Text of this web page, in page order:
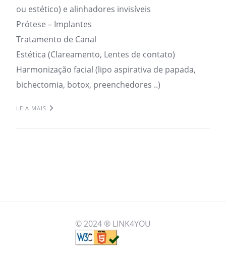
ou estético) e alinhadores invisíveis
Prótese – Implantes
Tratamento de Canal
Estética (Clareamento, Lentes de contato)
Harmonização facial (lipo aspirativa de papada,
bichectomia, botox, preenchedores ..)
LEIA MAIS
© 2024 ® LINK4YOU